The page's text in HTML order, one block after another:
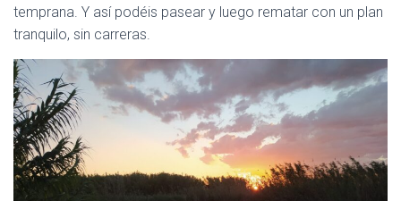
temprana. Y así podéis pasear y luego rematar con un plan
tranquilo, sin carreras.